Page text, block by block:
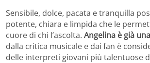
Sensibile, dolce, pacata e tranquilla
potente, chiara e limpida che le
cuore di chi l’ascolta. Angelina è già
dalla critica musicale e dai fan è
delle interpreti giovani più talentuose